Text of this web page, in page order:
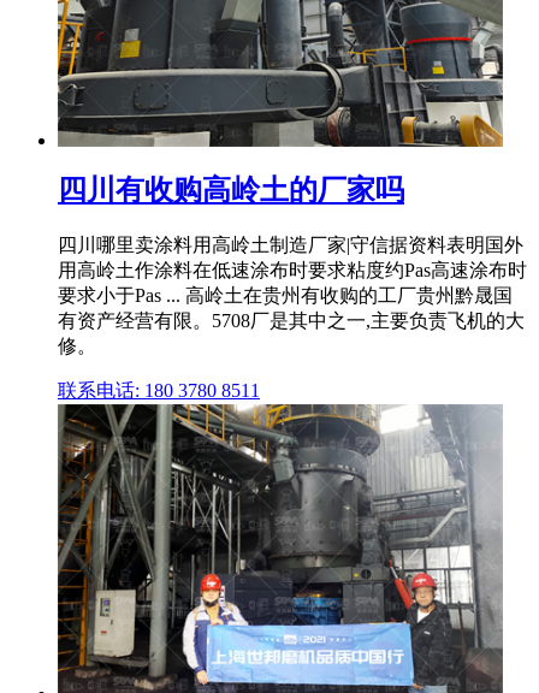
四川有收购高岭土的厂家吗
四川哪里卖涂料用高岭土制造厂家|守信据资料表明国外
用高岭土作涂料在低速涂布时要求粘度约Pas高速涂布时
要求小于Pas ... 高岭土在贵州有收购的工厂贵州黔晟国
有资产经营有限。5708厂是其中之一,主要负责飞机的大
修。
联系电话: 180 3780 8511